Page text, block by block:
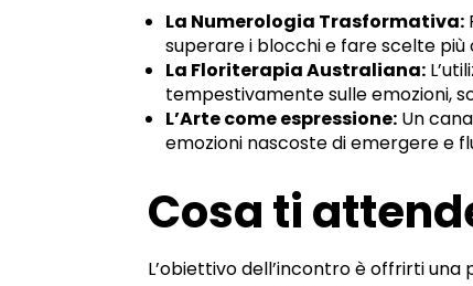
La Numerologia Trasformativa:
superare i blocchi e fare scelte più
La Floriterapia Australiana:
tempestivamente sulle emozioni,
L’Arte come espressione: Un
emozioni nascoste di emergere e
Cosa ti
L’obiettivo dell’incontro è offrirti